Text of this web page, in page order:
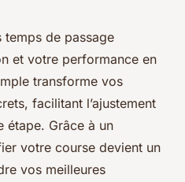
temps de passage
et votre performance en
transforme vos
facilitant l’ajustement
étape. Grâce à un
votre course devient un
vos meilleures